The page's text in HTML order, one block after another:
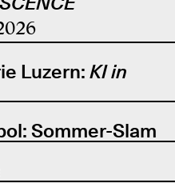
Luzern: KI in
Sommer-Slam